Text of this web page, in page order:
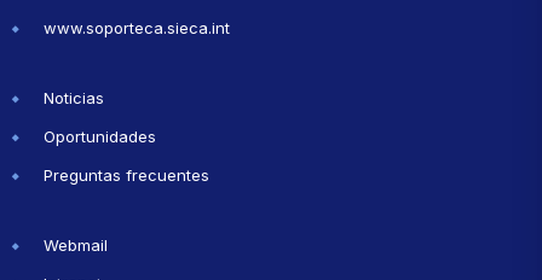
www.soporteca.sieca.int
Noticias
Oportunidades
Preguntas frecuentes
Webmail